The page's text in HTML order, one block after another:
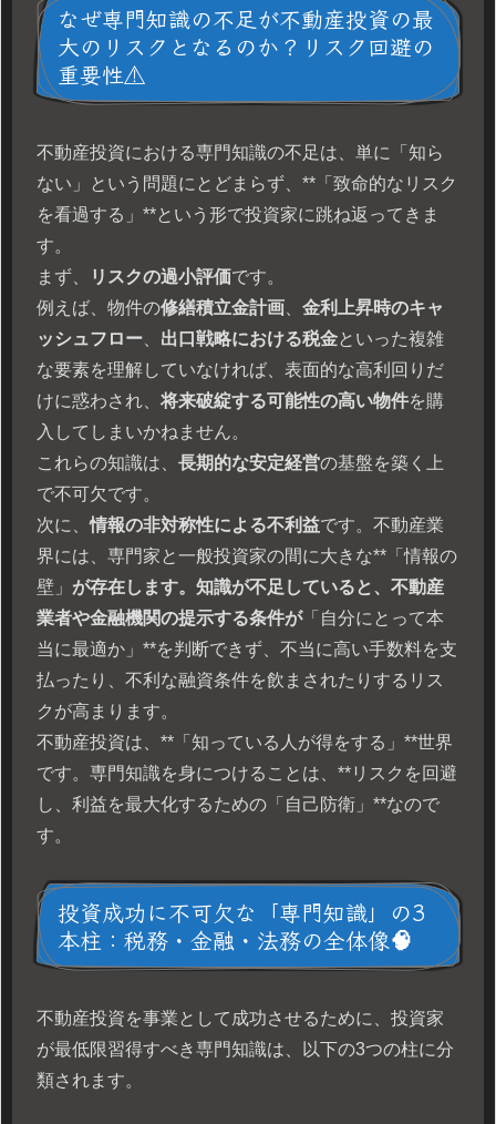
なぜ専門知識の不足が不動産投資の最
大のリスクとなるのか？リスク回避の
重要性⚠️
不動産投資における専門知識の不足は、単に「知ら
ない」という問題にとどまらず、**「致命的なリスク
を看過する」**という形で投資家に跳ね返ってきま
す。
まず、
リスクの過小評価です。
例えば、物件の修繕積立金計画
金利上昇時のキャ
ッシュフロー
出口戦略における税金といった複雑
な要素を理解していなければ、表面的な高利回りだ
けに惑わされ、 将来破綻する可能性の高い物件を購
入してしまいかねません。
これらの知識は、 長期的な安定経営の基盤を築く上
で不可欠です。
次に、情報の非対称性による不利益です。不動産業
界には、専門家と一般投資家の間に大きな**「情報の
壁」 が存在します。知識が不足していると、不動産
業者や金融機関の提示する条件が「自分にとって本
当に最適か」**を判断できず、不当に高い手数料を支
払ったり、不利な融資条件を飲まされたりするリス
クが高まります。
不動産投資は、**「知っている人が得をする」**世界
です。専門知識を身につけることは、**リスクを回避
し、利益を最大化するための「自己防衛」**なので
す。
投資成功に不可欠な「専門知識」の3
本柱：税務・金融・法務の全体像🧠
不動産投資を事業として成功させるために、投資家
が最低限習得すべき専門知識は、以下の3つの柱に分
類されます。